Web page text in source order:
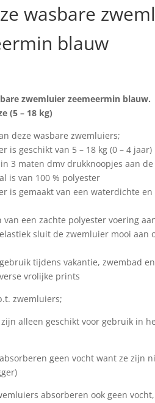
wasbare
blauw
zwemluier zeemeermin blauw.
(5 – 18 kg)
deze wasbare zwemluiers;
is geschikt van 5 – 18 kg (0 – 4 jaar)
3 maten dmv drukknoopjes aan
is van 100 % polyester
is gemaakt van een waterdichte
van een zachte polyester voering
sluit de zwemluier mooi aan
tijdens vakantie, zwembad
vrolijke prints
zwemluiers;
alleen geschikt voor gebruik in
geen vocht want ze zijn
absorberen ook geen